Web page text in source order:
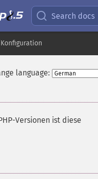
Search docs
language:
Versionen ist diese